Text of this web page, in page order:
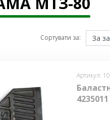
Сортувати за:
Артикул:
4235011